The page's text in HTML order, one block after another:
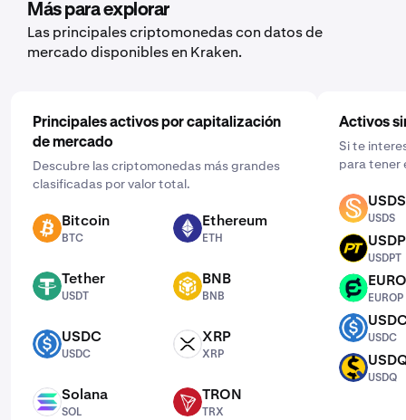
la frecuencia haciendo clic en “Una vez” y elige una
programación que se ajuste a ti: diaria, semanal o
mensual.
Más para explorar
Las principales criptomonedas con datos de
mercado disponibles en Kraken.
Principales activos por capitalización
de mercado
Descubre las criptomonedas más grandes
clasificadas por valor total.
BTC Bitcoin
BTC
ETH Ethereum
ETH
USDT Tether
USDT
BNB BNB
BNB
USDC USDC
USDC
XRP XRP
XRP
SOL Solana
SOL
TRX TRON
TRX
Activos
Si te
para tener
USDS USDS
USDS
USDPT
USDPT
EUROP
EUROP
USDC
USDC
USDQ
USDQ